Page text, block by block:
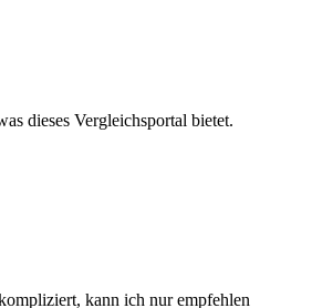
dieses Vergleichsportal bietet.
kann ich nur empfehlen